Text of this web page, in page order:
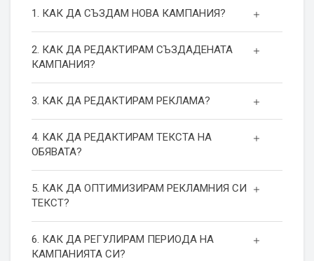
1. КАК ДА СЪЗДАМ НОВА КАМПАНИЯ?
2. КАК ДА РЕДАКТИРАМ СЪЗДАДЕНАТА
КАМПАНИЯ?
3. КАК ДА РЕДАКТИРАМ РЕКЛАМА?
4. КАК ДА РЕДАКТИРАМ ТЕКСТА НА
ОБЯВАТА?
5. КАК ДА ОПТИМИЗИРАМ РЕКЛАМНИЯ СИ
ТЕКСТ?
6. КАК ДА РЕГУЛИРАМ ПЕРИОДА НА
КАМПАНИЯТА СИ?